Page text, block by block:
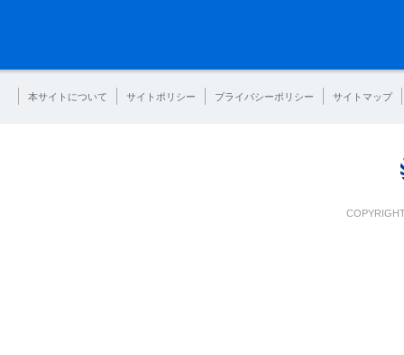
本サイトについて サイトポリシー プライバシーポリシー サイトマップ